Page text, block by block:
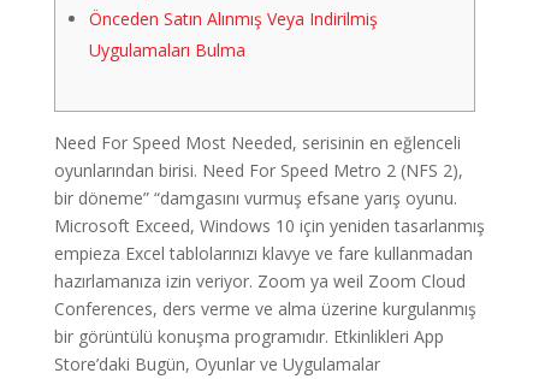
Önceden Satın Alınmış Veya Indirilmiş
Uygulamaları Bulma
Need For Speed Most Needed, serisinin en eğlenceli
oyunlarından birisi. Need For Speed Metro 2 (NFS 2),
bir döneme” “damgasını vurmuş efsane yarış oyunu.
Microsoft Exceed, Windows 10 için yeniden tasarlanmış
empieza Excel tablolarınızı klavye ve fare kullanmadan
hazırlamanıza izin veriyor. Zoom ya weil Zoom Cloud
Conferences, ders verme ve alma üzerine kurgulanmış
bir görüntülü konuşma programıdır. Etkinlikleri App
Store’daki Bugün, Oyunlar ve Uygulamalar